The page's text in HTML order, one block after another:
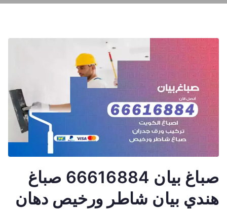
صباغ بيان 66616884 صباغ
هندي بيان شاطر ورخيص دهان